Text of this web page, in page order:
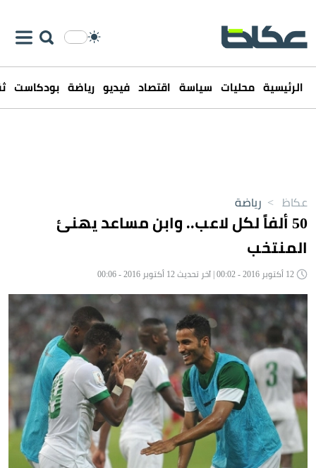
الرئيسية محليات سياسة اقتصاد فيديو رياضة بودكاست
عكاظ > رياضة
50 ألفاً لكل لاعب.. وابن مساعد يهنئ
المنتخب